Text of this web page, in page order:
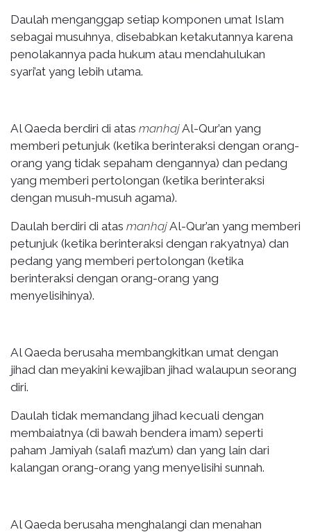
Daulah menganggap setiap komponen umat Islam
sebagai musuhnya, disebabkan ketakutannya karena
penolakannya pada hukum atau mendahulukan
syari’at yang lebih utama.
Al Qaeda berdiri di atas manhajAl-Qur’an yang
memberi petunjuk (ketika berinteraksi dengan orang-
orang yang tidak sepaham dengannya) dan pedang
yang memberi pertolongan (ketika berinteraksi
dengan musuh-musuh agama).
Daulah berdiri di atas manhajAl-Qur’an yang memberi
petunjuk (ketika berinteraksi dengan rakyatnya) dan
pedang yang memberi pertolongan (ketika
berinteraksi dengan orang-orang yang
menyelisihinya).
Al Qaeda berusaha membangkitkan umat dengan
jihad dan meyakini kewajiban jihad walaupun seorang
diri.
Daulah tidak memandang jihad kecuali dengan
membaiatnya (di bawah bendera imam) seperti
paham Jamiyah (salafi maz’um) dan yang lain dari
kalangan orang-orang yang menyelisihi sunnah.
Al Qaeda berusaha menghalangi dan menahan